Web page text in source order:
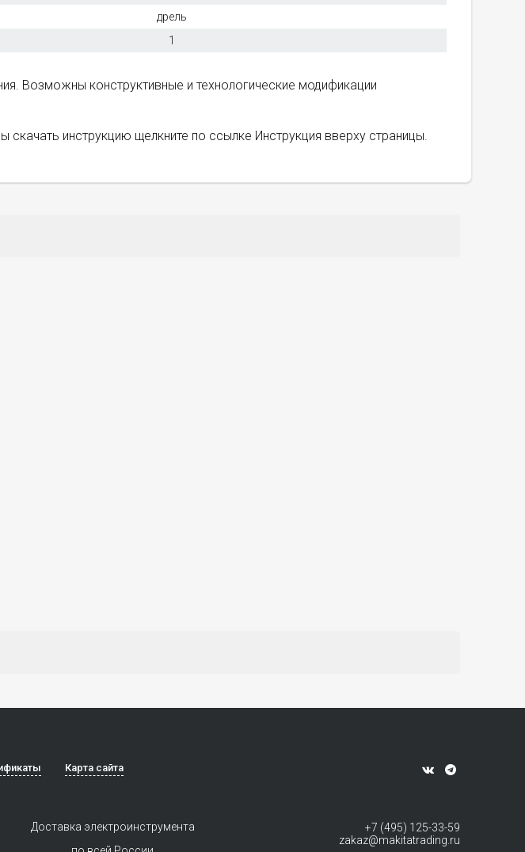
дрель
1
Возможны конструктивные и технологические модификации
инструкцию щелкните по ссылке Инструкция вверху страницы.
Карта сайта
Доставка электроинструмента
+7 (495) 125-33-59
zakaz@makitatrading.ru